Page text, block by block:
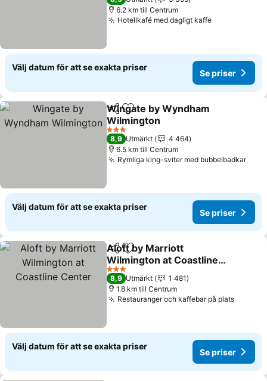
6.2 km till Centrum
Hotellkafé med dagligt kaffeSe priser
Välj datum för att se exakta priser
Se priser
Dela Lägg till i Mina Favoriter
Wingate by Wyndham
Wilmington
Se priser
3 Stjärnor
8,9 Utmärkt
4 464
6.5 km till Centrum
Rymliga king-sviter med bubbelbadkarSe
Välj datum för att se exakta priser
Se priser
Dela Lägg till i Mina Favoriter
Aloft by Marriott
Wilmington at Coastline
Center
Se priser
3 Stjärnor
8,9 Utmärkt
1 481
1.8 km till Centrum
Restauranger och kaffebar på platsSe
Välj datum för att se exakta priser
Se priser